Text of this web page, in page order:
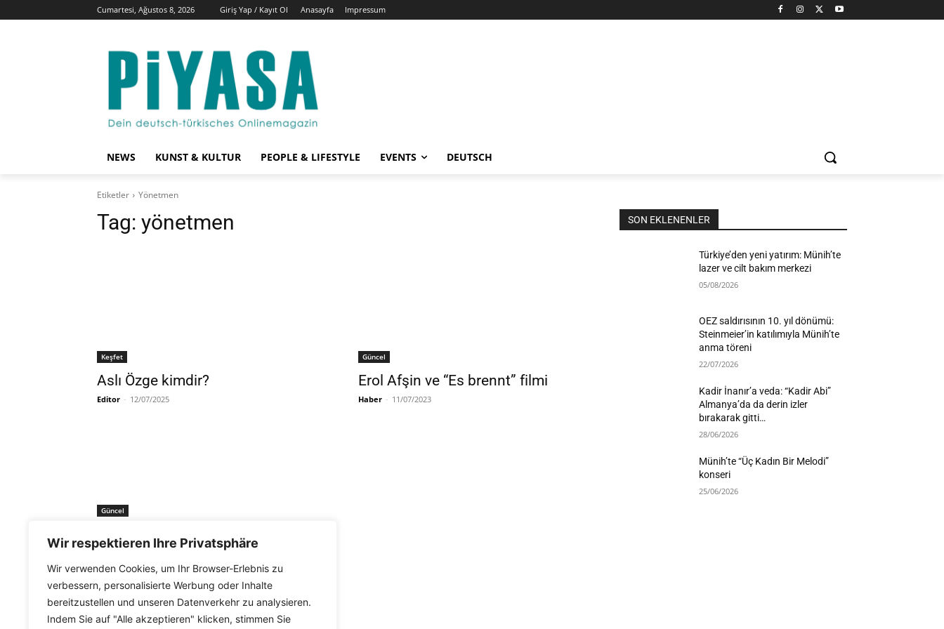
Wir respektieren Ihre Privatsphäre
Wir verwenden Cookies, um Ihr Browser-Erlebnis zu
verbessern, personalisierte Werbung oder Inhalte
bereitzustellen und unseren Datenverkehr zu analysieren.
Indem Sie auf "Alle akzeptieren" klicken, stimmen Sie
Cumartesi, Ağustos 8, 2026 Giriş Yap / Kayıt Ol Anasayfa Impressum
NEWS KUNST & KULTUR PEOPLE & LIFESTYLE EVENTS DEUTSCH
Etiketler Yönetmen
Tag: yönetmen
Keşfet
Aslı Özge kimdir?
Editor - 12/07/2025
Güncel
Erol Afşin ve “Es brennt” filmi
Haber - 11/07/2023
Güncel
’Onursal Altın Ayı’yı alan Steven
Spielberg: „I’m not finished“
Hamide Türker 22/02/2023
SON EKLENENLER
Türkiye’den yeni yatırım: Münih’te
lazer ve cilt bakım merkezi
05/08/2026
OEZ saldırısının 10. yıl dönümü:
Steinmeier’in katılımıyla Münih’te
anma töreni
22/07/2026
Kadir İnanır’a veda: “Kadir Abi”
Almanya’da da derin izler
bırakarak gitti…
28/06/2026
Münih’te “Üç Kadın Bir Melodi”
konseri
25/06/2026